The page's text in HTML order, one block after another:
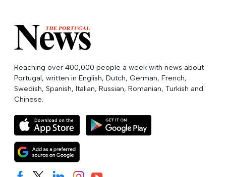
Reaching over 400,000 people a week with news about
Portugal, written in English, Dutch, German, French,
Swedish, Spanish, Italian, Russian, Romanian, Turkish and
Chinese.